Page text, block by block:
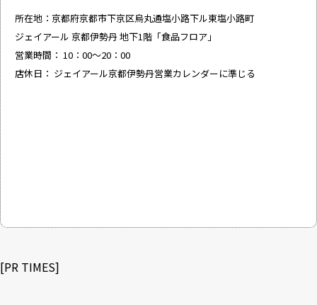
所在地：京都府京都市下京区烏丸通塩小路下ル東塩小路町
ジェイアール 京都伊勢丹 地下1階「食品フロア」
営業時間： 10：00～20：00
店休日： ジェイアール京都伊勢丹営業カレンダーに準じる
[PR TIMES]